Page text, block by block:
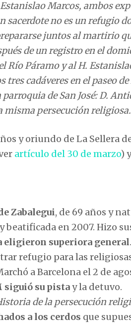
Marcos, ambos
sacerdote no es un refugio
juntos al martirio
de un registro en el
Río Páramo y al H.
tres cadáveres en el paseo de
de San José: D.
persecución religiosa.
y oriundo de La Sellera
artículo del 30 de marzo) y
Zabalegui, de 69 años y
beatificada en 2007. Hizo
eligieron superiora general
refugio para las
a Barcelona el 2 de
siguió su pistay la detuvo.
de la persecución
a los cerdos que